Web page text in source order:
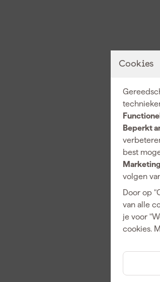
Cookies
Beperkt
best
volgen
Door op
van alle
je voor
cookies.